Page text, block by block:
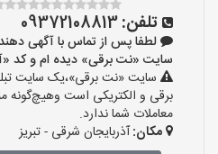
تلفن:09372108813
لطفا پس از تماس با آگهی
سایت «نت برقی» دیده ام و کد «آگهی-12» را
سایت «نت برقی»،یک سایت
برقی و الکتریکی است وهیچ‌گونه
معاملات شما ندارد.
مکان:آذربایجان شرقی - تبریز